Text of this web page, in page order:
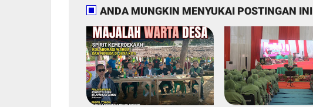
ANDA MUNGKIN MENYUKAI POSTINGAN INI